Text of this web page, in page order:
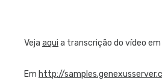
Veja aqui a transcrição do vídeo em
Em http://